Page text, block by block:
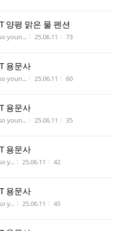
양평 맑은 물 펜션
성자
youn... 작성시간
25.06.11 조회수
73
용문사
성자
youn... 작성시간
25.06.11 조회수
60
용문사
성자
youn... 작성시간
25.06.11 조회수
35
용문사
성자
y... 작성시간
25.06.11 조회수
42
용문사
성자
y... 작성시간
25.06.11 조회수
45